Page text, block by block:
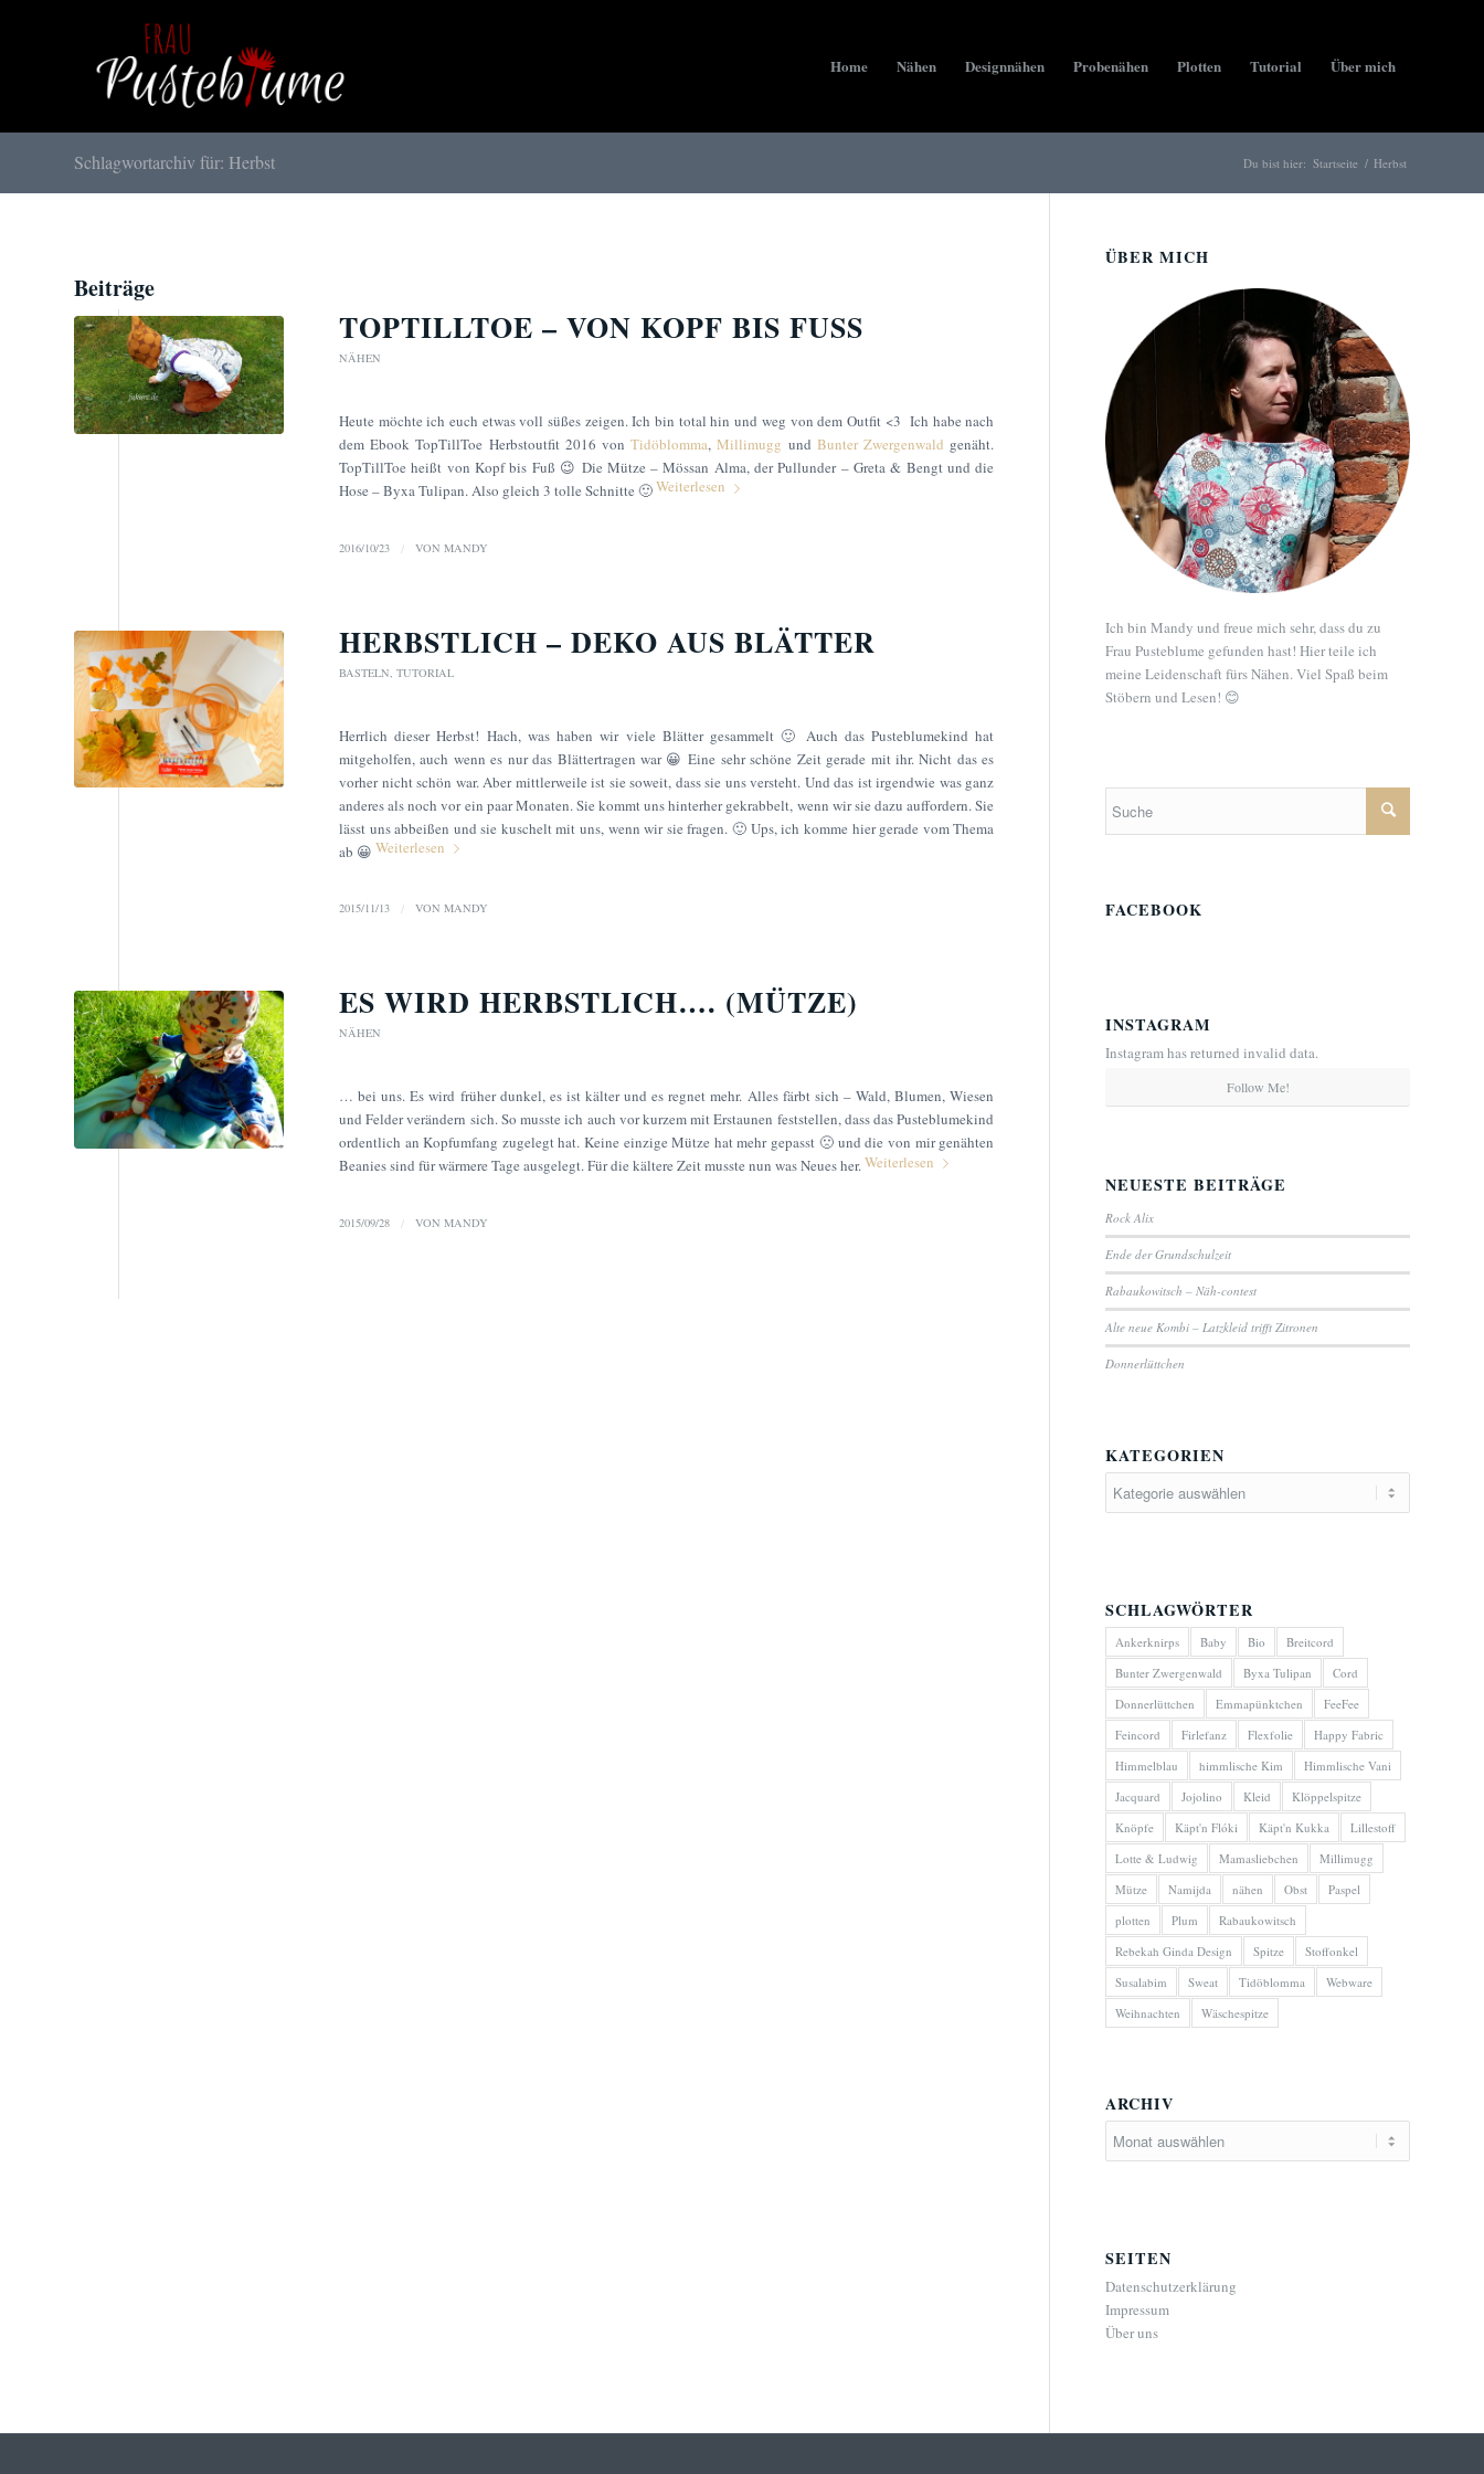
Home Nähen Designnähen Probenähen Plotten Tutorial Über mich
Schlagwortarchiv für: Herbst Du bist hier: Startseite / Herbst
Beiträge
TOPTILLTOE – VON KOPF BIS FUSS
NÄHEN
Heute möchte ich euch etwas voll süßes zeigen. Ich bin total hin und weg von dem Outfit <3 Ich habe nach
dem Ebook TopTillToe Herbstoutfit 2016 vonTidöblomma,Millimugg und Bunter Zwergenwald genäht.
TopTillToe heißt von Kopf bis Fuß 😉 Die Mütze – Mössan Alma, der Pullunder – Greta & Bengt und die
Hose – Byxa Tulipan. Also gleich 3 tolle Schnitte 🙂Weiterlesen
2016/10/23 / VON MANDY
HERBSTLICH – DEKO AUS BLÄTTER
BASTELN TUTORIAL
Herrlich dieser Herbst! Hach, was haben wir viele Blätter gesammelt 🙂 Auch das Pusteblumekind hat
mitgeholfen, auch wenn es nur das Blättertragen war 😀 Eine sehr schöne Zeit gerade mit ihr. Nicht das es
vorher nicht schön war. Aber mittlerweile ist sie soweit, dass sie uns versteht. Und das ist irgendwie was ganz
anderes als noch vor ein paar Monaten. Sie kommt uns hinterher gekrabbelt, wenn wir sie dazu auffordern. Sie
lässt uns abbeißen und sie kuschelt mit uns, wenn wir sie fragen. 🙂 Ups, ich komme hier gerade vom Thema
ab 😀 Weiterlesen
2015/11/13 / VON MANDY
ES WIRD HERBSTLICH…. (MÜTZE)
NÄHEN
… bei uns. Es wird früher dunkel, es ist kälter und es regnet mehr. Alles färbt sich – Wald, Blumen, Wiesen
und Felder verändern sich. So musste ich auch vor kurzem mit Erstaunen feststellen, dass das Pusteblumekind
ordentlich an Kopfumfang zugelegt hat. Keine einzige Mütze hat mehr gepasst 🙁 und die von mir genähten
Beanies sind für wärmere Tage ausgelegt. Für die kältere Zeit musste nun was Neues her.Weiterlesen
2015/09/28 / VON MANDY
ÜBER MICH
Ich bin Mandy und freue mich sehr, dass du zu
Frau Pusteblume gefunden hast! Hier teile ich
meine Leidenschaft fürs Nähen. Viel Spaß beim
Stöbern und Lesen! 😊
FACEBOOK
INSTAGRAM
Instagram has returned invalid data.
Follow Me!
NEUESTE BEITRÄGE
Rock Alix
Ende der Grundschulzeit
Rabaukowitsch – Näh-contest
Alte neue Kombi – Latzkleid trifft Zitronen
Donnerlüttchen
KATEGORIEN
SCHLAGWÖRTER
Ankerknirps Baby Bio
Breitcord
Bunter Zwergenwald
Byxa Tulipan
Cord
Donnerlüttchen
Emmapünktchen
FeeFee
Feincord
Firlefanz Flexfolie
Happy Fabric
Himmelblau
himmlische Kim
Himmlische Vani
Jacquard
Jojolino Kleid
Klöppelspitze
Knöpfe
Käpt'n Flóki Käpt'n Kukka
Lillestoff
Lotte & Ludwig
Mamasliebchen
Millimugg
Mütze
Namijda nähen Obst
Paspel
plotten
Plum
Rabaukowitsch
Rebekah Ginda Design
Spitze
Stoffonkel
Susalabim
Sweat Tidöblomma
Webware
Weihnachten
Wäschespitze
ARCHIV
SEITEN
Datenschutzerklärung
Impressum
Über uns